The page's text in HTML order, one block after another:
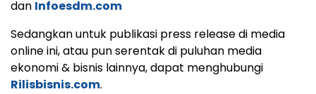
dan Infoesdm.com
Sedangkan untuk publikasi press release di media
online ini, atau pun serentak di puluhan media
ekonomi & bisnis lainnya, dapat menghubungi
Rilisbisnis.com.